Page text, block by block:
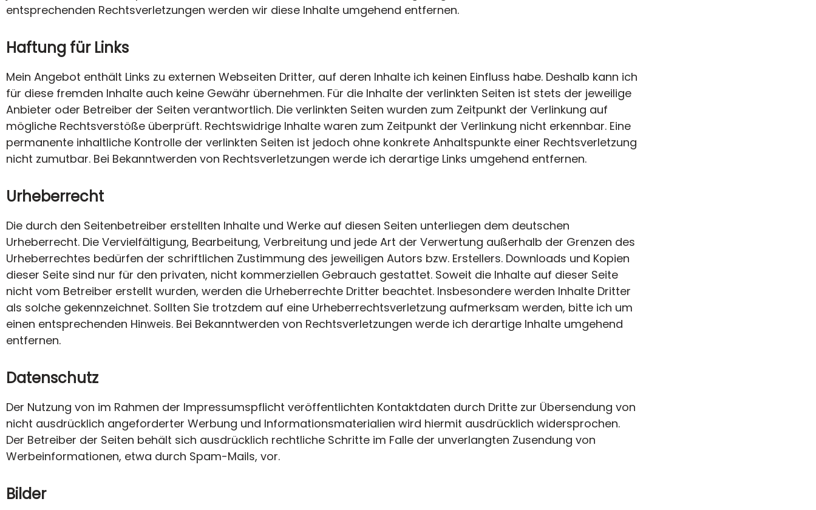
entsprechenden Rechtsverletzungen werden wir diese Inhalte umgehend entfernen.
Haftung für Links
Mein Angebot enthält Links zu externen Webseiten Dritter, auf deren Inhalte ich keinen Einfluss habe. Deshalb kann ich
für diese fremden Inhalte auch keine Gewähr übernehmen. Für die Inhalte der verlinkten Seiten ist stets der jeweilige
Anbieter oder Betreiber der Seiten verantwortlich. Die verlinkten Seiten wurden zum Zeitpunkt der Verlinkung auf
mögliche Rechtsverstöße überprüft. Rechtswidrige Inhalte waren zum Zeitpunkt der Verlinkung nicht erkennbar. Eine
permanente inhaltliche Kontrolle der verlinkten Seiten ist jedoch ohne konkrete Anhaltspunkte einer Rechtsverletzung
nicht zumutbar. Bei Bekanntwerden von Rechtsverletzungen werde ich derartige Links umgehend entfernen.
Urheberrecht
Die durch den Seitenbetreiber erstellten Inhalte und Werke auf diesen Seiten unterliegen dem deutschen
Urheberrecht. Die Vervielfältigung, Bearbeitung, Verbreitung und jede Art der Verwertung außerhalb der Grenzen des
Urheberrechtes bedürfen der schriftlichen Zustimmung des jeweiligen Autors bzw. Erstellers. Downloads und Kopien
dieser Seite sind nur für den privaten, nicht kommerziellen Gebrauch gestattet. Soweit die Inhalte auf dieser Seite
nicht vom Betreiber erstellt wurden, werden die Urheberrechte Dritter beachtet. Insbesondere werden Inhalte Dritter
als solche gekennzeichnet. Sollten Sie trotzdem auf eine Urheberrechtsverletzung aufmerksam werden, bitte ich um
einen entsprechenden Hinweis. Bei Bekanntwerden von Rechtsverletzungen werde ich derartige Inhalte umgehend
entfernen.
Datenschutz
Der Nutzung von im Rahmen der Impressumspflicht veröffentlichten Kontaktdaten durch Dritte zur Übersendung von
nicht ausdrücklich angeforderter Werbung und Informationsmaterialien wird hiermit ausdrücklich widersprochen.
Der Betreiber der Seiten behält sich ausdrücklich rechtliche Schritte im Falle der unverlangten Zusendung von
Werbeinformationen, etwa durch Spam-Mails, vor.
Bilder